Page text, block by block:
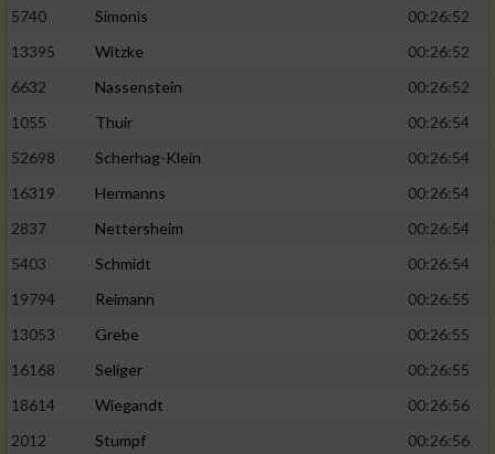
5740
Simonis
00:26:52
13395
Witzke
00:26:52
6632
Nassenstein
00:26:52
1055
Thuir
00:26:54
52698
Scherhag-Klein
00:26:54
16319
Hermanns
00:26:54
2837
Nettersheim
00:26:54
5403
Schmidt
00:26:54
19794
Reimann
00:26:55
13053
Grebe
00:26:55
16168
Seliger
00:26:55
18614
Wiegandt
00:26:56
2012
Stumpf
00:26:56